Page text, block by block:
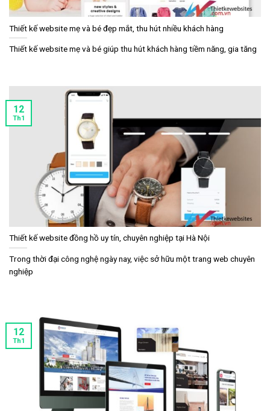
Thiết kế website mẹ và bé đẹp mắt, thu hút nhiều khách hàng
Thiết kế website mẹ và bé giúp thu hút khách hàng tiềm năng, gia tăng
Thiết kế website đồng hồ uy tín, chuyên nghiệp tại Hà Nội
Trong thời đại công nghệ ngày nay, việc sở hữu một trang web chuyên
nghiệp
12
Th1
12
Th1